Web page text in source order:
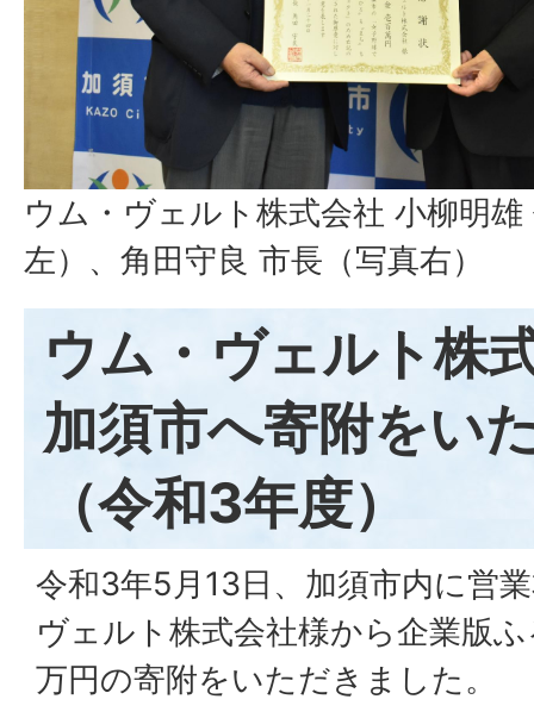
ウム・ヴェルト株式会社 小柳明
左）、角田守良 市長（写真右）
ウム・ヴェルト株
加須市へ寄附をい
（令和3年度）
令和3年5月13日、加須市内に営
ヴェルト株式会社様から企業版
万円の寄附をいただきました。